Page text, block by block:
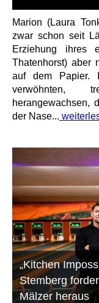
Marion (Laura
zwar schon seit
Erziehung ihres
Thatenhorst) aber
auf dem Papier.
verwöhnten,
herangewachsen,
der Nase...
„Kitchen
Stemberg
Mälzer heraus